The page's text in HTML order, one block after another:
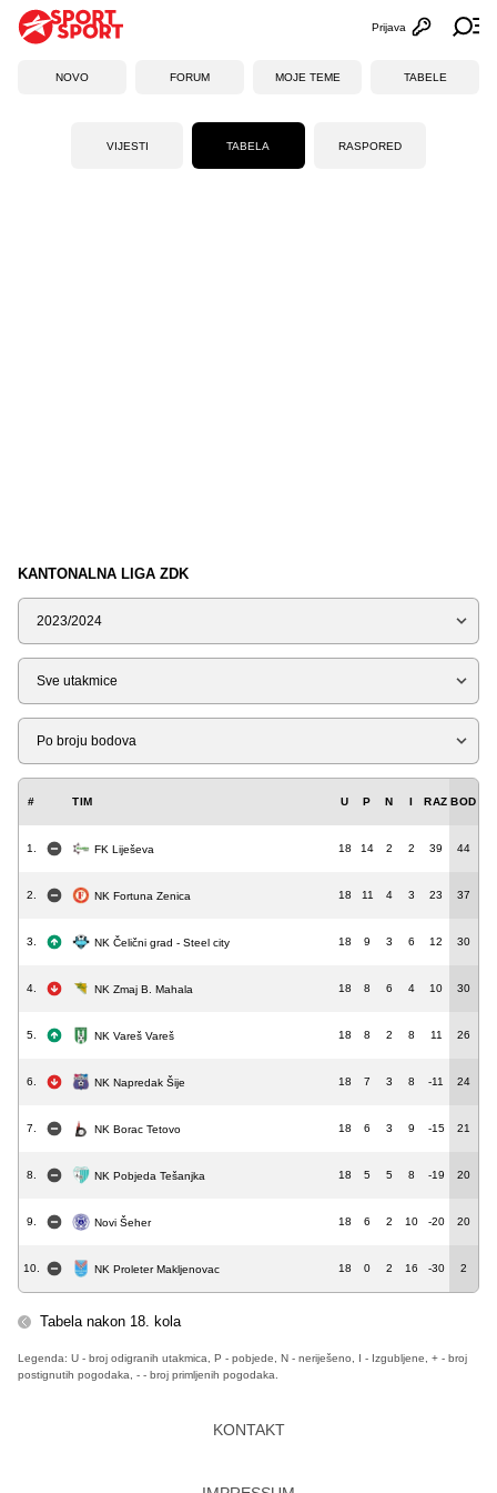
Otvori
Prijava
NOVO FORUM MOJE TEME TABELE
VIJESTI TABELA RASPORED
KANTONALNA LIGA ZDK
Sezona
Tip
Liga
# TIM U P N I RAZ BOD
1. FK Liješeva 18 14 2 2 39 44
2. NK Fortuna Zenica 18 11 4 3 23 37
3. NK Čelični grad - Steel city 18 9 3 6 12 30
4. NK Zmaj B. Mahala 18 8 6 4 10 30
5. NK Vareš Vareš 18 8 2 8 11 26
6. NK Napredak Šije 18 7 3 8 -11 24
7. NK Borac Tetovo 18 6 3 9 -15 21
8. NK Pobjeda Tešanjka 18 5 5 8 -19 20
9. Novi Šeher 18 6 2 10 -20 20
10. NK Proleter Makljenovac 18 0 2 16 -30 2
Tabela nakon 18. kola
Legenda: U - broj odigranih utakmica, P - pobjede, N - neriješeno, I - Izgubljene, + - broj
postignutih pogodaka, - - broj primljenih pogodaka.
KONTAKT